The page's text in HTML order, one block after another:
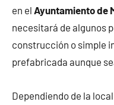
en el Ayuntamiento de
necesitará de algunos
construcción o simple
prefabricada aunque
Dependiendo de la